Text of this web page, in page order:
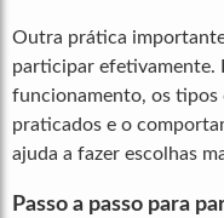
Outra prática
participar efetivamente.
funcionamento, os tipos
praticados e o
ajuda a fazer escolhas
Passo a passo para